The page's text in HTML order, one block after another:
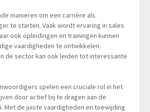
manieren om een carrière als
te starten. Vaak wordt ervaring in sales
ook opleidingen en trainingen kunnen
vaardigheden te ontwikkelen.
de sector kan ook leiden tot interessante
spelen een cruciale rol in het
door actief bij te dragen aan de
Met de juiste vaardigheden en toewijding